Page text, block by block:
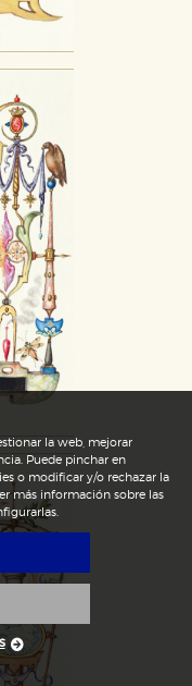
la web, mejorar
Puede pinchar en
o modificar y/o rechazar la
más información sobre las